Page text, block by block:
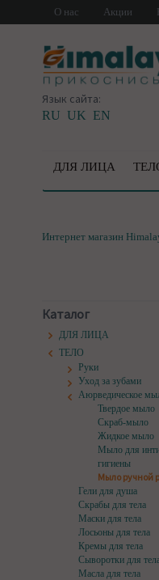
О нас Акции
Язык сайта:
RU UK EN
ДЛЯ ЛИЦА
Интернет магазин
Каталог
ДЛЯ ЛИЦА
ТЕЛО
Руки
Уход за зубами
Аюрведическое
Твердое мыло
Скраб-мыло
Жидкое мыло
Мыло для
гигиены
Мыло ручной
Гели для душа
Скрабы для тела
Маски для тела
Лосьоны для тела
Кремы для тела
Сыворотки для
Масла для тела